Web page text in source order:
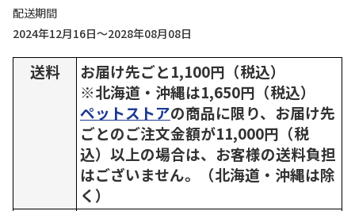
配送期間
2024年12月16日～2028年08月08日
送料
お届け先ごと1,100円（税込）
※北海道・沖縄は1,650円（税込）
ペットストアの商品に限り、お届け先
ごとのご注文金額が11,000円（税
込）以上の場合は、お客様の送料負担
はございません。（北海道・沖縄は除
く）